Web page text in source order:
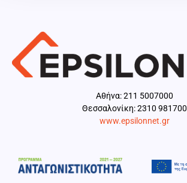
Aθήνα: 211 5007000
Θεσσαλονίκη: 2310 981700
www.epsilonnet.gr